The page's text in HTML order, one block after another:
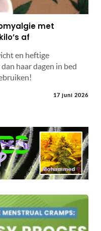
met
af
en heftige
haar dagen in bed
17 juni 2026